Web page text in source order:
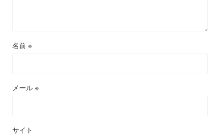
名前 ※
メール ※
サイト